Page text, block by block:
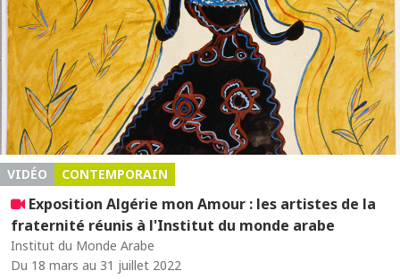
VIDÉO CONTEMPORAIN
Exposition Algérie mon Amour : les artistes de la
fraternité réunis à l'Institut du monde arabe
Institut du Monde Arabe
Du 18 mars au 31 juillet 2022